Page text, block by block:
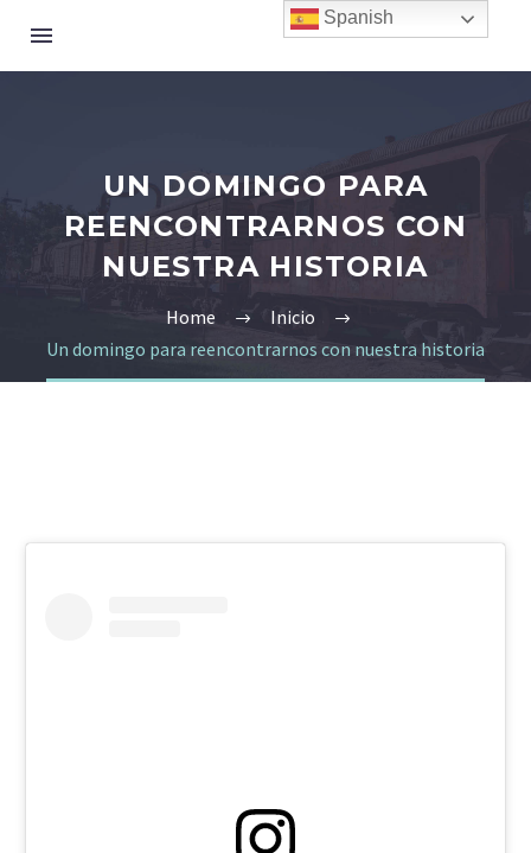
UN DOMINGO PARA
REENCONTRARNOS CON
NUESTRA HISTORIA
Home
Inicio
Un domingo para reencontrarnos con nuestra historia
Spanish